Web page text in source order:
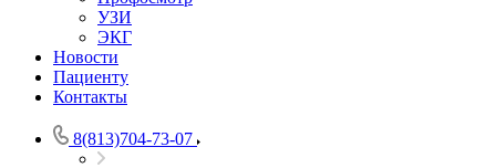
УЗИ
ЭКГ
Новости
Пациенту
Контакты
8(813)704-73-07